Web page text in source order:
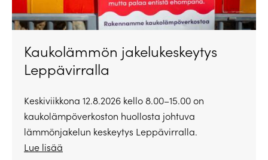
Kaukolämmön jakelukeskeytys
Leppävirralla
Keskiviikkona 12.8.2026 kello 8.00–15.00 on
kaukolämpöverkoston huollosta johtuva
lämmönjakelun keskeytys Leppävirralla.
Lue lisää